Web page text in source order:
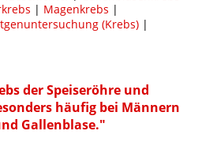
| Magenkrebs |
(Krebs) |
der Speiseröhre und
häufig bei Männern
Gallenblase."